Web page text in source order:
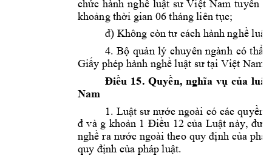
chức hành nghề luật sư Việt Nam tuyển
khoảng thời gian 06 tháng liên tục;
đ) Không còn tư cách hành nghề luật
4. Bộ quản lý chuyên ngành có t
Giấy phép hành nghề luật sư tại Việt Nam
Điều 15. Quyền, nghĩa vụ của
Nam
1. Luật sư nước ngoài có các quyền
đ và g khoản 1 Điều 12 của Luật này,
nghề ra nước ngoài theo quy định của
quy định của pháp luật.